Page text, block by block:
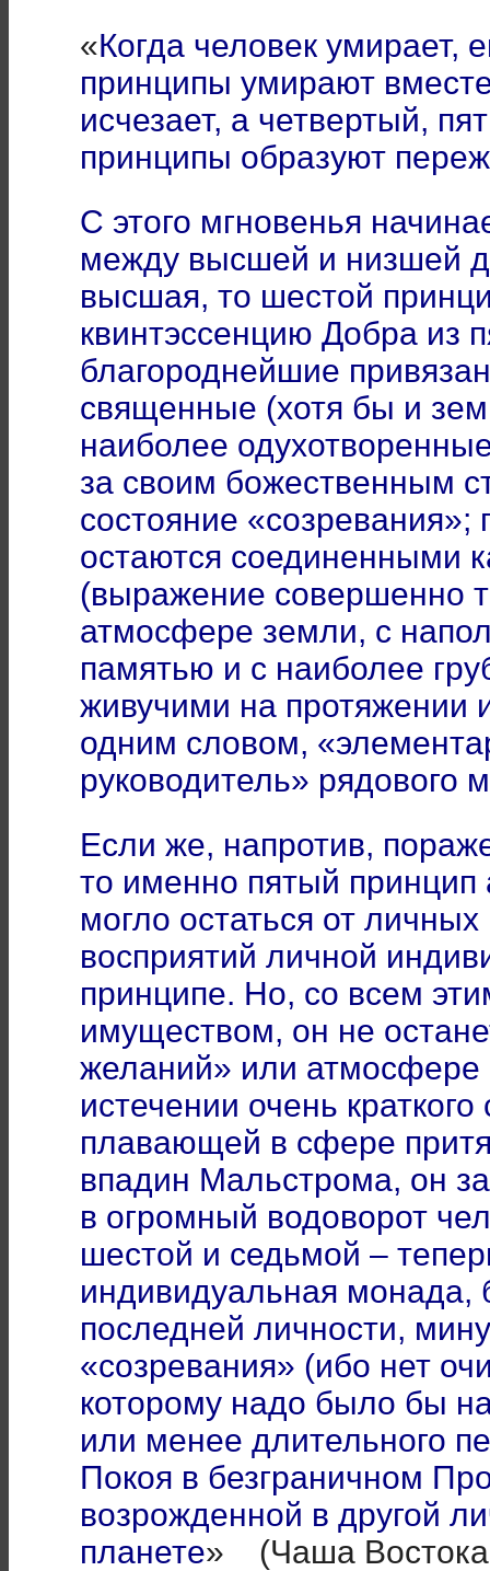
«Когда человек умирает,
принципы умирают
исчезает, а четвертый,
принципы образуют
С этого мгновенья
между высшей и низшей
высшая, то шестой
квинтэссенцию Добра из
благороднейшие
священные (хотя бы и
наиболее
за своим божественным
состояние
остаются соединенными
(выражение совершенно
атмосфере земли, с
памятью и с наиболее
живучими на протяжении
одним словом,
руководитель» рядового
Если же, напротив,
то именно пятый принцип
могло остаться от
восприятий личной
принципе. Но, со всем
имуществом, он не
желаний» или
истечении очень
плавающей в сфере
впадин Мальстрома, он
в огромный водоворот
шестой и седьмой –
индивидуальная монада,
последней личности,
«созревания» (ибо нет
которому надо было бы
или менее длительного
Покоя в безграничном
возрожденной в другой
планете» (Чаша